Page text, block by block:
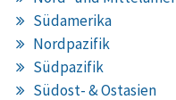
Südamerika
Nordpazifik
Südpazifik
Südost- & Ostasien